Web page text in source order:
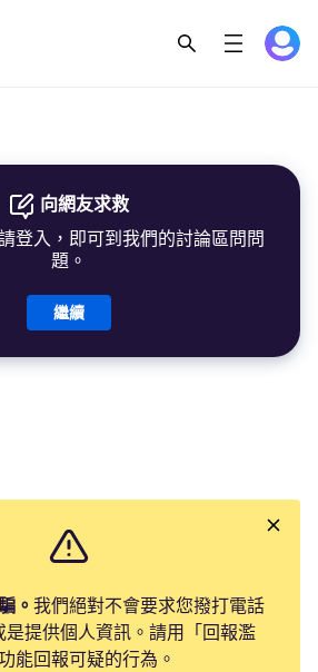
向網友求救
登入，即可到我們的討論區問問
題。
繼續
。 我們絕對不會要求您撥打電話
是提供個人資訊。請用「回報濫
能回報可疑的行為。